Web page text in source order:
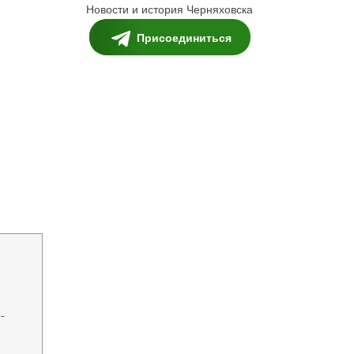
Новости и история Черняховска
Присоединиться